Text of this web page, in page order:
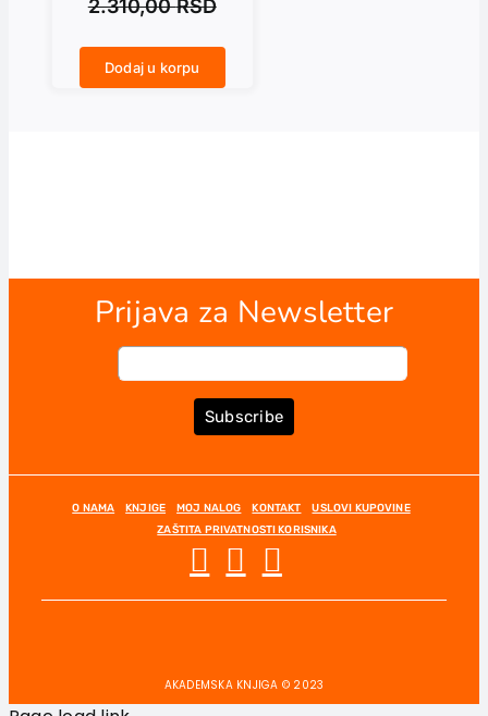
2.310,00RSD
Dodaj u korpu
Prijava za Newsletter
Subscribe
O NAMA KNJIGE MOJ NALOG KONTAKT
USLOVI KUPOVINE
ZAŠTITA PRIVATNOSTI KORISNIKA
AKADEMSKA KNJIGA © 2023